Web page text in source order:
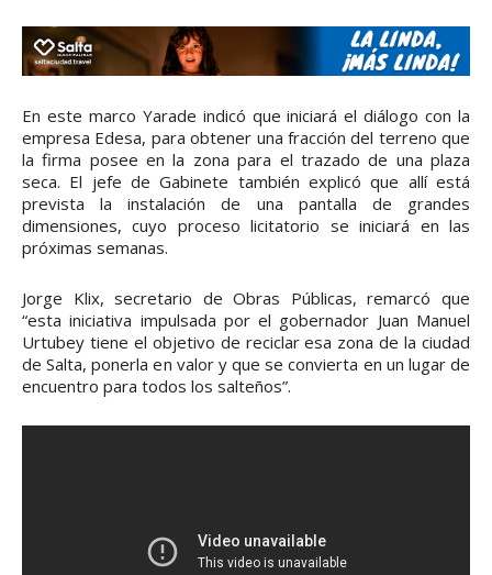
En este marco Yarade indicó que iniciará el diálogo con la
empresa Edesa, para obtener una fracción del terreno que
la firma posee en la zona para el trazado de una plaza
seca. El jefe de Gabinete también explicó que allí está
prevista la instalación de una pantalla de grandes
dimensiones, cuyo proceso licitatorio se iniciará en las
próximas semanas.
Jorge Klix, secretario de Obras Públicas, remarcó que
“esta iniciativa impulsada por el gobernador Juan Manuel
Urtubey tiene el objetivo de reciclar esa zona de la ciudad
de Salta, ponerla en valor y que se convierta en un lugar de
encuentro para todos los salteños”.